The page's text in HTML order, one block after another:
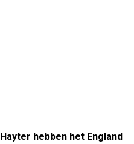
hebben het England